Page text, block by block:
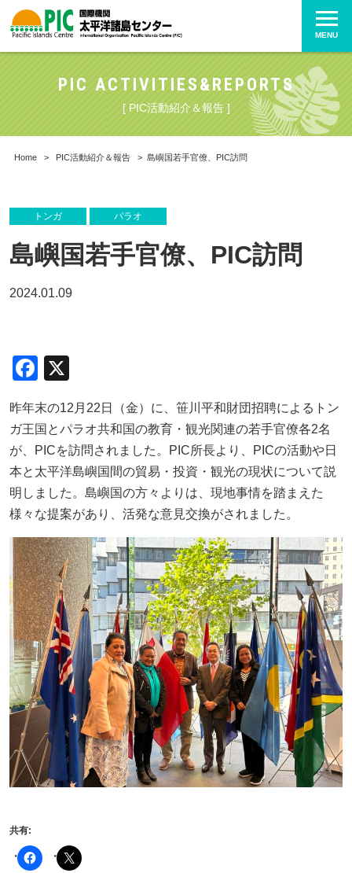
MENU
PIC ACTIVITIES&REPORTS
[ PIC活動紹介＆報告 ]
Home > PIC活動紹介＆報告 > 島嶼国若手官僚、PIC訪問
トンガ パラオ
島嶼国若手官僚、PIC訪問
2024.01.09
F
c
e
b
o
o
k
昨年末の12 月 22 日（金）に、笹川平和財団招聘によるトン
ガ王国とパラオ共和国の教育・観光関連の若手官僚各2名
が、
PICを訪問されました。 PIC所長より、 PICの活動や日
本と太平洋島嶼国間の貿易・投資・観光の現状について説
明しました。島嶼国の方々よりは、現地事情を踏まえた
様々な提案があり、活発な意見交換がされました。
共有: